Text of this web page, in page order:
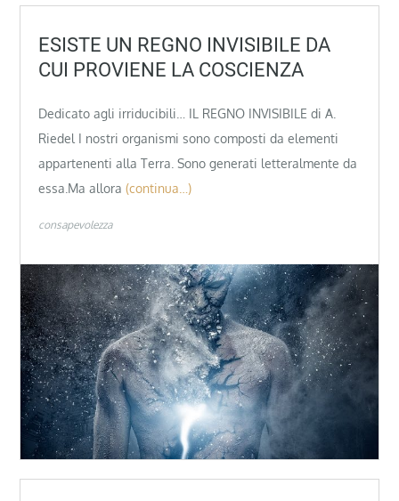
ESISTE UN REGNO INVISIBILE DA
CUI PROVIENE LA COSCIENZA
Dedicato agli irriducibili… IL REGNO INVISIBILE di A.
Riedel I nostri organismi sono composti da elementi
appartenenti alla Terra. Sono generati letteralmente da
essa.Ma allora (continua…)
consapevolezza